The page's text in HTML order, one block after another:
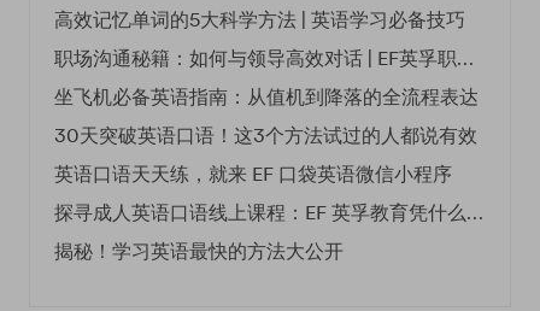
高效记忆单词的5大科学方法 | 英语学习必备技巧
职场沟通秘籍：如何与领导高效对话 | EF英孚职场指南
坐飞机必备英语指南：从值机到降落的全流程表达
30天突破英语口语！这3个方法试过的人都说有效
英语口语天天练，就来 EF 口袋英语微信小程序
探寻成人英语口语线上课程：EF 英孚教育凭什么领航
揭秘！学习英语最快的方法大公开